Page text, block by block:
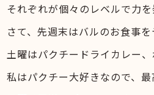
それぞれが個々のレベルで力
さて、先週末はバルのお食事
土曜はパクチードライカレー
私はパクチー大好きなので、最